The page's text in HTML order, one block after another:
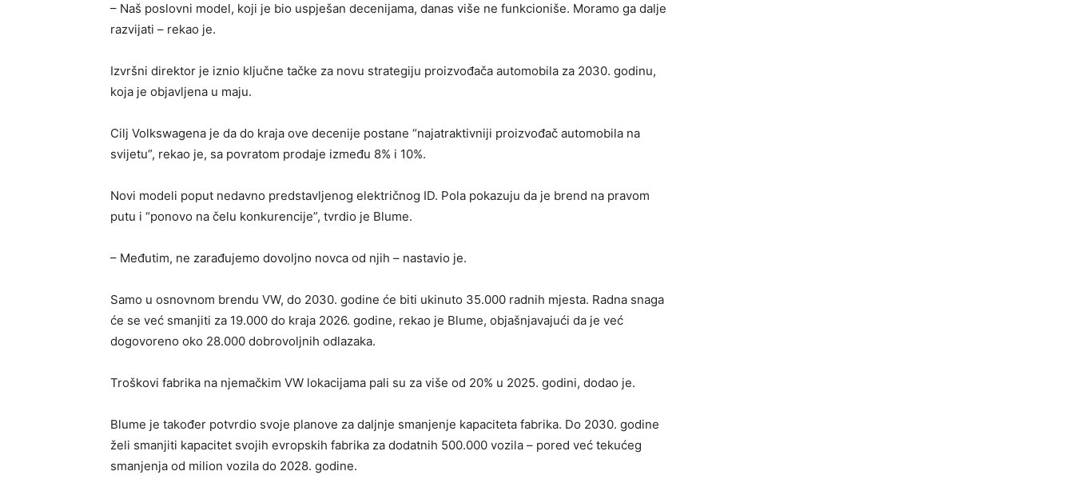
– Naš poslovni model, koji je bio uspješan decenijama, danas više ne funkcioniše. Moramo ga dalje
razvijati – rekao je.
Izvršni direktor je iznio ključne tačke za novu strategiju proizvođača automobila za 2030. godinu,
koja je objavljena u maju.
Cilj Volkswagena je da do kraja ove decenije postane “najatraktivniji proizvođač automobila na
svijetu”, rekao je, sa povratom prodaje između 8% i 10%.
Novi modeli poput nedavno predstavljenog električnog ID. Pola pokazuju da je brend na pravom
putu i “ponovo na čelu konkurencije”, tvrdio je Blume.
– Međutim, ne zarađujemo dovoljno novca od njih – nastavio je.
Samo u osnovnom brendu VW, do 2030. godine će biti ukinuto 35.000 radnih mjesta. Radna snaga
će se već smanjiti za 19.000 do kraja 2026. godine, rekao je Blume, objašnjavajući da je već
dogovoreno oko 28.000 dobrovoljnih odlazaka.
Troškovi fabrika na njemačkim VW lokacijama pali su za više od 20% u 2025. godini, dodao je.
Blume je također potvrdio svoje planove za daljnje smanjenje kapaciteta fabrika. Do 2030. godine
želi smanjiti kapacitet svojih evropskih fabrika za dodatnih 500.000 vozila – pored već tekućeg
smanjenja od milion vozila do 2028. godine.